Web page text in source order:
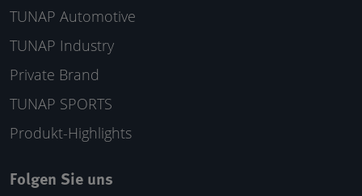
TUNAP Automotive
TUNAP Industry
Private Brand
TUNAP SPORTS
Produkt-Highlights
Folgen Sie uns